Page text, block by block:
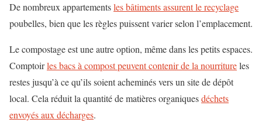
De nombreux appartementsles bâtiments assurent le recyclage
poubelles, bien que les règles puissent varier selon l’emplacement.
Le compostage est une autre option, même dans les petits espaces.
Comptoirles bacs à compost peuvent contenir de la nourritureles
restes jusqu’à ce qu’ils soient acheminés vers un site de dépôt
local. Cela réduit la quantité de matières organiquesdéchets
envoyés aux décharges.